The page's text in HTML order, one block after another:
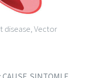
disease, Vector